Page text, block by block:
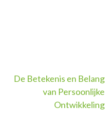
De Betekenis en Belang
van Persoonlijke
Ontwikkeling